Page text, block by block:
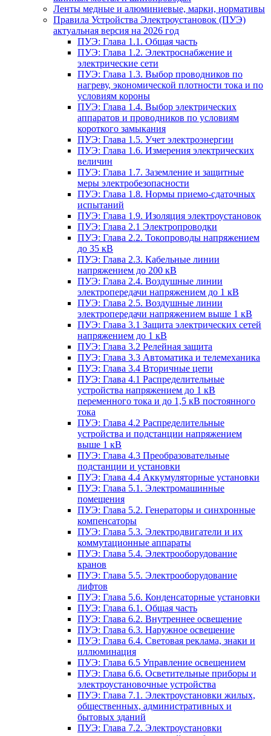
Ленты медные и алюминиевые, марки, нормативы
Правила Устройства Электроустановок (ПУЭ)
актуальная версия на 2026 год
ПУЭ: Глава 1.1. Общая часть
ПУЭ: Глава 1.2. Электроснабжение и
электрические сети
ПУЭ: Глава 1.3. Выбор проводников по
нагреву, экономической плотности тока и по
условиям короны
ПУЭ: Глава 1.4. Выбор электрических
аппаратов и проводников по условиям
короткого замыкания
ПУЭ: Глава 1.5. Учет электроэнергии
ПУЭ: Глава 1.6. Измерения электрических
величин
ПУЭ: Глава 1.7. Заземление и защитные
меры электробезопасности
ПУЭ: Глава 1.8. Нормы приемо-сдаточных
испытаний
ПУЭ: Глава 1.9. Изоляция электроустановок
ПУЭ: Глава 2.1 Электропроводки
ПУЭ: Глава 2.2. Токопроводы напряжением
до 35 кВ
ПУЭ: Глава 2.3. Кабельные линии
напряжением до 200 кВ
ПУЭ: Глава 2.4. Воздушные линии
электропередачи напряжением до 1 кВ
ПУЭ: Глава 2.5. Воздушные линии
электропередачи напряжением выше 1 кВ
ПУЭ: Глава 3.1 Защита электрических сетей
напряжением до 1 кВ
ПУЭ: Глава 3.2 Релейная защита
ПУЭ: Глава 3.3 Автоматика и телемеханика
ПУЭ: Глава 3.4 Вторичные цепи
ПУЭ: Глава 4.1 Распределительные
устройства напряжением до 1 кВ
переменного тока и до 1,5 кВ постоянного
тока
ПУЭ: Глава 4.2 Распределительные
устройства и подстанции напряжением
выше 1 кВ
ПУЭ: Глава 4.3 Преобразовательные
подстанции и установки
ПУЭ: Глава 4.4 Аккумуляторные установки
ПУЭ: Глава 5.1. Электромашинные
помещения
ПУЭ: Глава 5.2. Генераторы и синхронные
компенсаторы
ПУЭ: Глава 5.3. Электродвигатели и их
коммутационные аппараты
ПУЭ: Глава 5.4. Электрооборудование
кранов
ПУЭ: Глава 5.5. Электрооборудование
лифтов
ПУЭ: Глава 5.6. Конденсаторные установки
ПУЭ: Глава 6.1. Общая часть
ПУЭ: Глава 6.2. Внутреннее освещение
ПУЭ: Глава 6.3. Наружное освещение
ПУЭ: Глава 6.4. Световая реклама, знаки и
иллюминация
ПУЭ: Глава 6.5 Управление освещением
ПУЭ: Глава 6.6. Осветительные приборы и
электроустановочные устройства
ПУЭ: Глава 7.1. Электроустановки жилых,
общественных, административных и
бытовых зданий
ПУЭ: Глава 7.2. Электроустановки